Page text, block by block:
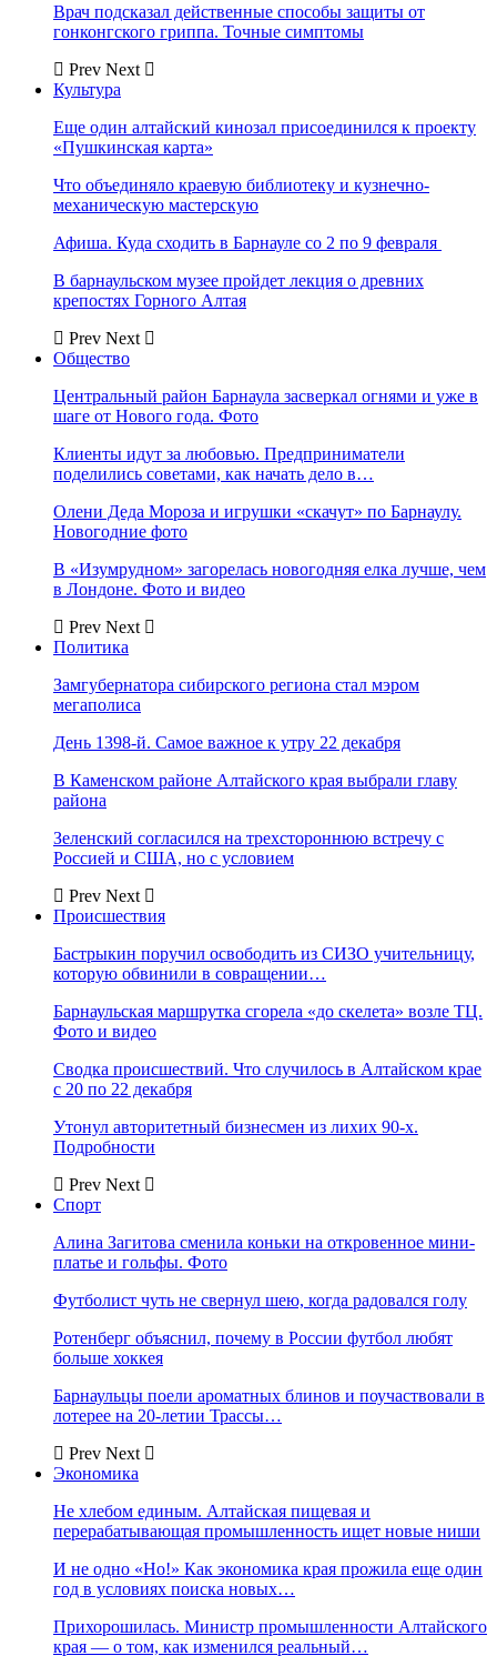
Врач подсказал действенные способы защиты от
гонконгского гриппа. Точные симптомы
Prev Next
Культура
Еще один алтайский кинозал присоединился к проекту
«Пушкинская карта»
Что объединяло краевую библиотеку и кузнечно-
механическую мастерскую
Афиша. Куда сходить в Барнауле со 2 по 9 февраля
В барнаульском музее пройдет лекция о древних
крепостях Горного Алтая
Prev Next
Общество
Центральный район Барнаула засверкал огнями и уже в
шаге от Нового года. Фото
Клиенты идут за любовью. Предприниматели
поделились советами, как начать дело в…
Олени Деда Мороза и игрушки «скачут» по Барнаулу.
Новогодние фото
В «Изумрудном» загорелась новогодняя елка лучше, чем
в Лондоне. Фото и видео
Prev Next
Политика
Замгубернатора сибирского региона стал мэром
мегаполиса
День 1398-й. Самое важное к утру 22 декабря
В Каменском районе Алтайского края выбрали главу
района
Зеленский согласился на трехстороннюю встречу с
Россией и США, но с условием
Prev Next
Происшествия
Бастрыкин поручил освободить из СИЗО учительницу,
которую обвинили в совращении…
Барнаульская маршрутка сгорела «до скелета» возле ТЦ.
Фото и видео
Сводка происшествий. Что случилось в Алтайском крае
с 20 по 22 декабря
Утонул авторитетный бизнесмен из лихих 90-х.
Подробности
Prev Next
Спорт
Алина Загитова сменила коньки на откровенное мини-
платье и гольфы. Фото
Футболист чуть не свернул шею, когда радовался голу
Ротенберг объяснил, почему в России футбол любят
больше хоккея
Барнаульцы поели ароматных блинов и поучаствовали в
лотерее на 20-летии Трассы…
Prev Next
Экономика
Не хлебом единым. Алтайская пищевая и
перерабатывающая промышленность ищет новые ниши
И не одно «Но!» Как экономика края прожила еще один
год в условиях поиска новых…
Прихорошилась. Министр промышленности Алтайского
края — о том, как изменился реальный…